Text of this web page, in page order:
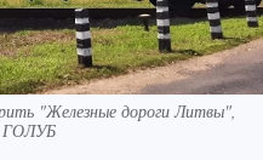
"Железные дороги Литвы",
ГОЛУБ